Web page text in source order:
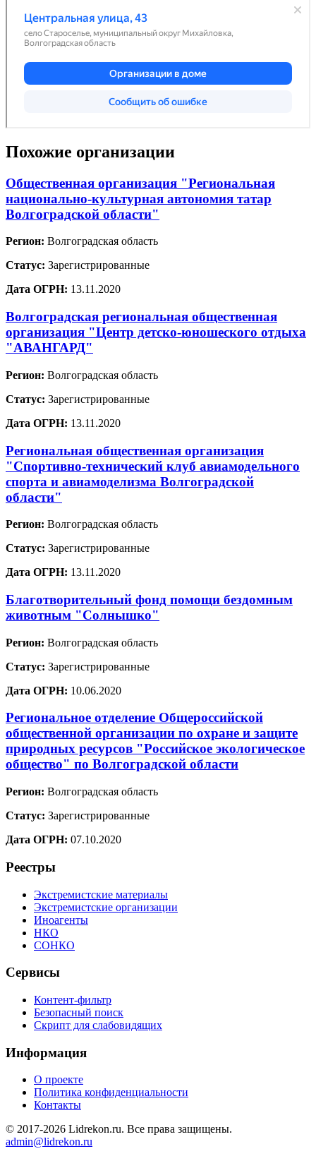
Похожие организации
Общественная организация "Региональная
национально-культурная автономия татар
Волгоградской области"
Регион: Волгоградская область
Статус: Зарегистрированные
Дата ОГРН: 13.11.2020
Волгоградская региональная общественная
организация "Центр детско-юношеского отдыха
"АВАНГАРД"
Регион: Волгоградская область
Статус: Зарегистрированные
Дата ОГРН: 13.11.2020
Региональная общественная организация
"Спортивно-технический клуб авиамодельного
спорта и авиамоделизма Волгоградской
области"
Регион: Волгоградская область
Статус: Зарегистрированные
Дата ОГРН: 13.11.2020
Благотворительный фонд помощи бездомным
животным "Солнышко"
Регион: Волгоградская область
Статус: Зарегистрированные
Дата ОГРН: 10.06.2020
Региональное отделение Общероссийской
общественной организации по охране и защите
природных ресурсов "Российское экологическое
общество" по Волгоградской области
Регион: Волгоградская область
Статус: Зарегистрированные
Дата ОГРН: 07.10.2020
Реестры
Экстремистские материалы
Экстремистские организации
Иноагенты
НКО
СОНКО
Сервисы
Контент-фильтр
Безопасный поиск
Скрипт для слабовидящих
Информация
О проекте
Политика конфиденциальности
Контакты
© 2017-2026 Lidrekon.ru. Все права защищены.
admin@lidrekon.ru